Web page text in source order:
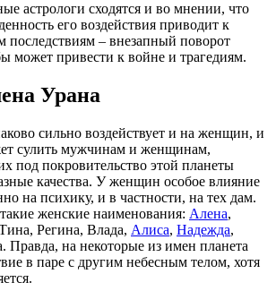
астрологи сходятся и во мнении, что
его воздействия приводит к
последствиям – внезапный поворот
может привести к войне и трагедиям.
Урана
сильно воздействует и на женщин, и
сулить мужчинам и женщинам,
под покровительство этой планеты
качества. У женщин особое влияние
на психику, и в частности, на тех дам.
женские наименования: Алена,
Регина, Влада, Алиса, Надежда,
на некоторые из имен планета
в паре с другим небесным телом, хотя